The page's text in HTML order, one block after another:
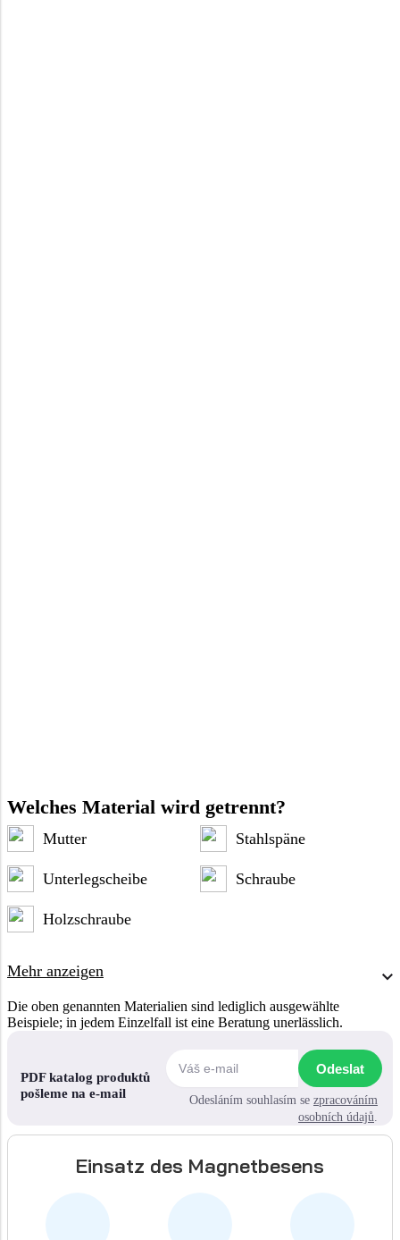
Welches Material wird getrennt?
Mutter Stahlspäne
Unterlegscheibe Schraube
Holzschraube
Mehr anzeigen
Die oben genannten Materialien sind lediglich ausgewählte
Beispiele; in jedem Einzelfall ist eine Beratung unerlässlich.
PDF katalog produktů
pošleme na e-mail
Odeslat
Odesláním souhlasím se zpracováním
osobních údajů.
Einsatz des Magnetbesens